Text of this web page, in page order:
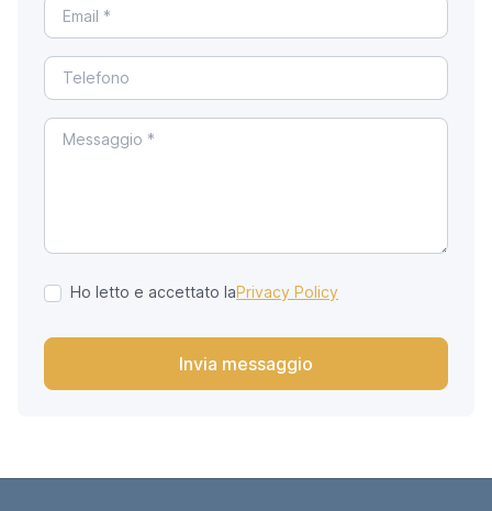
Ho letto e accettato laPrivacy Policy
Invia messaggio